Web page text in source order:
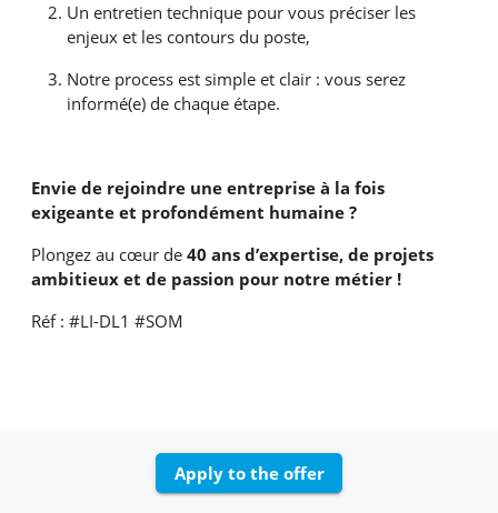
Un entretien technique pour vous préciser les
enjeux et les contours du poste,
Notre process est simple et clair : vous serez
informé(e) de chaque étape.
Envie de rejoindre une entreprise à la fois
exigeante et profondément humaine ?
Plongez au cœur de 40 ans d’expertise, de projets
ambitieux et de passion pour notre métier !
Réf : #LI-DL1 #SOM
Apply to the offer